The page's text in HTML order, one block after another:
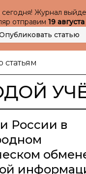
сегодня! Журнал
отправим 19 августа
статью
России в